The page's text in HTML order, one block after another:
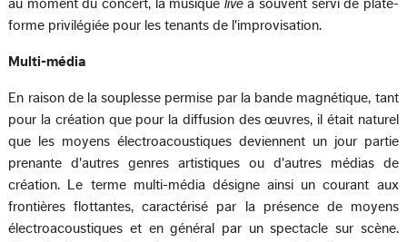
au moment du concert, la musique livea souvent servi de plate-
forme privilégiée pour les tenants de l'improvisation.
Multi-média
En raison de la souplesse permise par la bande magnétique, tant
pour la création que pour la diffusion des œuvres, il était naturel
que les moyens électroacoustiques deviennent un jour partie
prenante d'autres genres artistiques ou d'autres médias de
création. Le terme multi-média désigne ainsi un courant aux
frontières flottantes, caractérisé par la présence de moyens
électroacoustiques et en général par un spectacle sur scène.